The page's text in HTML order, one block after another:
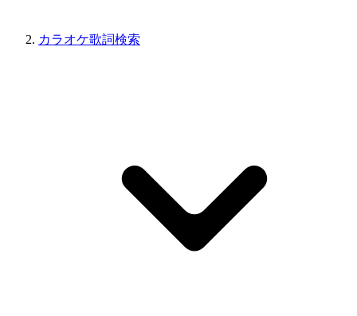
カラオケ歌詞検索